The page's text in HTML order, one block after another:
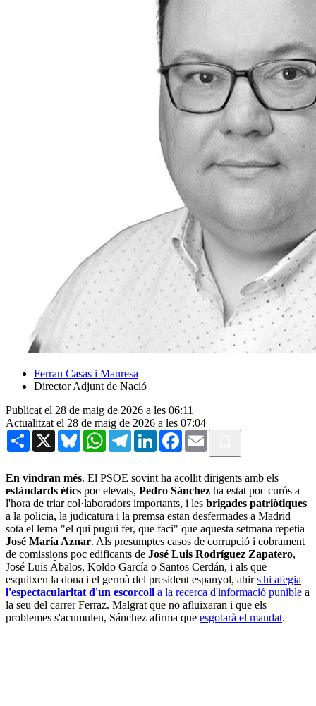
Ferran Casas i Manresa
Director Adjunt de Nació
Publicat el 28 de maig de 2026 a les 06:11
Actualitzat el 28 de maig de 2026 a les 07:04
Share X BlueskyWhatsAppTelegramLinkedInFacebook
Email
En vindran més. El PSOE sovint ha acollit dirigents amb els
estàndards ètics poc elevats, Pedro Sánchez ha estat poc curós a
l'hora de triar col·laboradors importants, i les brigades patriòtiques
a la policia, la judicatura i la premsa estan desfermades a Madrid
sota el lema "el qui pugui fer, que faci" que aquesta setmana repetia
José María Aznar. Als presumptes casos de corrupció i cobrament
de comissions poc edificants de José Luis Rodríguez Zapatero,
José Luis Ábalos, Koldo García o Santos Cerdán, i als que
esquitxen la dona i el germà del president espanyol, ahirs'hi afegia
l'espectacularitat d'un escorcoll a la recerca d'informació punible a
la seu del carrer Ferraz. Malgrat que no afluixaran i que els
problemes s'acumulen, Sánchez afirma que esgotarà el mandat.